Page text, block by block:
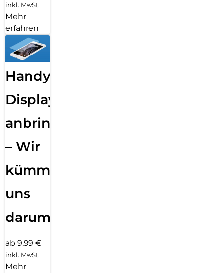
inkl. MwSt.
Mehr
erfahren
Handy
Displayfolie
anbringen
– Wir
kümmern
uns
darum!
ab 9,99 €
inkl. MwSt.
Mehr